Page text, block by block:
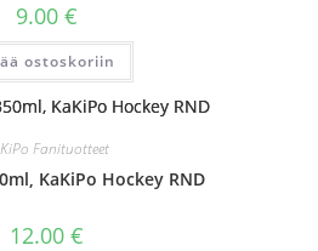
9.00 €
ostoskoriin
Fanituotteet
KaKiPo Hockey RND
12.00 €